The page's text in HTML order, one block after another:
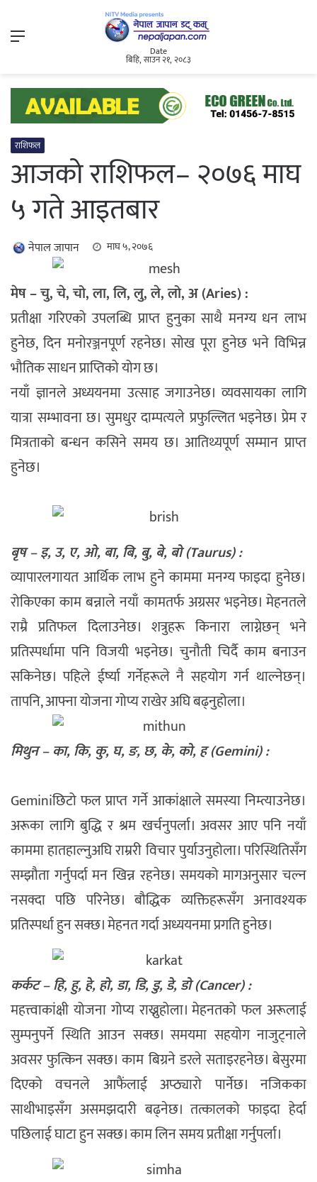
Menu
Date
बिहि, साउन २१, २०८३
राशिफल
आजको राशिफल– २०७६ माघ
५ गते आइतबार
नेपाल जापान माघ ५, २०७६
मेष – चु, चे, चो, ला, लि, लु, ले, लो, अ (Aries) :
प्रतीक्षा गरिएको उपलब्धि प्राप्त हुनुका साथै मनग्य धन लाभ
हुनेछ, दिन मनोरञ्जनपूर्ण रहनेछ। सोख पूरा हुनेछ भने विभिन्न
भौतिक साधन प्राप्तिको योग छ।
नयाँ ज्ञानले अध्ययनमा उत्साह जगाउनेछ। व्यवसायका लागि
यात्रा सम्भावना छ। सुमधुर दाम्पत्यले प्रफुल्लित भइनेछ। प्रेम र
मित्रताको बन्धन कसिने समय छ। आतिथ्यपूर्ण सम्मान प्राप्त
हुनेछ।
बृष – इ, उ, ए, ओ, बा, बि, बु, बे, बो (Taurus) :
व्यापारलगायत आर्थिक लाभ हुने काममा मनग्य फाइदा हुनेछ।
रोकिएका काम बन्नाले नयाँ कामतर्फ अग्रसर भइनेछ। मेहनतले
राम्रै प्रतिफल दिलाउनेछ। शत्रुहरू किनारा लाग्नेछन् भने
प्रतिस्पर्धामा पनि विजयी भइनेछ। चुनौती चिर्दै काम बनाउन
सकिनेछ। पहिले ईर्ष्या गर्नेहरूले नै सहयोग गर्न थाल्नेछन्।
तापनि, आफ्ना योजना गोप्य राखेर अघि बढ्नुहोला।
मिथुन – का, कि, कु, घ, ङ, छ, के, को, ह (Gemini) :
Geminiछिटो फल प्राप्त गर्ने आकांक्षाले समस्या निम्त्याउनेछ।
अरूका लागि बुद्धि र श्रम खर्चनुपर्ला। अवसर आए पनि नयाँ
काममा हातहाल्नुअघि राम्ररी विचार पुर्याउनुहोला। परिस्थितिसँग
सम्झौता गर्नुपर्दा मन खिन्न रहनेछ। समयको मागअनुसार चल्न
नसक्दा पछि परिनेछ। बौद्धिक व्यक्तिहरूसँग अनावश्यक
प्रतिस्पर्धा हुन सक्छ। मेहनत गर्दा अध्ययनमा प्रगति हुनेछ।
कर्कट – हि, हु, हे, हो, डा, डि, डु, डे, डो (Cancer) :
महत्त्वाकांक्षी योजना गोप्य राख्नुहोला। मेहनतको फल अरूलाई
सुम्पनुपर्ने स्थिति आउन सक्छ। समयमा सहयोग नाजुट्नाले
अवसर फुत्किन सक्छ। काम बिग्रने डरले सताइरहनेछ। बेसुरमा
दिएको वचनले आफैंलाई अप्ठ्यारो पार्नेछ। नजिकका
साथीभाइसँग असमझदारी बढ्नेछ। तत्कालको फाइदा हेर्दा
पछिलाई घाटा हुन सक्छ। काम लिन समय प्रतीक्षा गर्नुपर्ला।